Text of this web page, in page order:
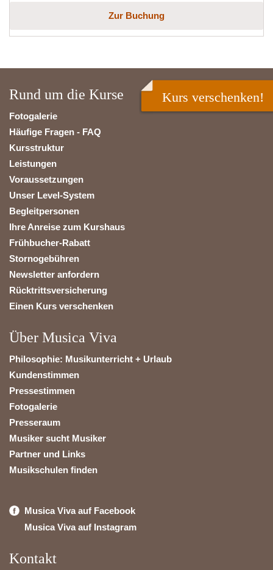
Zur Buchung
Rund um die Kurse
Fotogalerie
Häufige Fragen - FAQ
Kursstruktur
Leistungen
Voraussetzungen
Unser Level-System
Begleitpersonen
Ihre Anreise zum Kurshaus
Frühbucher-Rabatt
Stornogebühren
Newsletter anfordern
Rücktrittsversicherung
Einen Kurs verschenken
Über Musica Viva
Philosophie: Musikunterricht + Urlaub
Kundenstimmen
Pressestimmen
Fotogalerie
Presseraum
Musiker sucht Musiker
Partner und Links
Musikschulen finden
Musica Viva auf Facebook
Musica Viva auf Instagram
Kontakt
Kurs verschenken!